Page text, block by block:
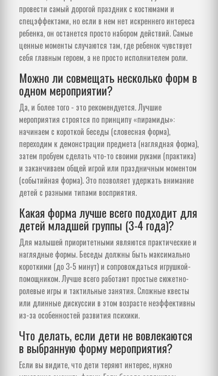
провести самый дорогой праздник с костюмами и
спецэффектами, но если в нем нет искреннего интереса
ребенка, он останется просто набором действий. Самые
ценные моменты случаются там, где ребенок чувствует
себя главным героем, а не просто исполнителем роли.
Можно ли совмещать несколько форм в
одном мероприятии?
Да, и более того - это рекомендуется. Лучшие
мероприятия строятся по принципу «пирамиды»:
начинаем с короткой беседы (словесная форма),
переходим к демонстрации предмета (наглядная форма),
затем пробуем сделать что-то своими руками (практика)
и заканчиваем общей игрой или праздничным моментом
(событийная форма). Это позволяет удержать внимание
детей с разными типами восприятия.
Какая форма лучше всего подходит для
детей младшей группы (3-4 года)?
Для малышей приоритетными являются практические и
наглядные формы. Беседы должны быть максимально
короткими (до 3-5 минут) и сопровождаться игрушкой-
помощником. Лучше всего работают простые сюжетно-
ролевые игры и тактильные занятия. Сложные квесты
или длинные дискуссии в этом возрасте неэффективны
из-за особенностей развития психики.
Что делать, если дети не вовлекаются
в выбранную форму мероприятия?
Если вы видите, что дети теряют интерес, нужно